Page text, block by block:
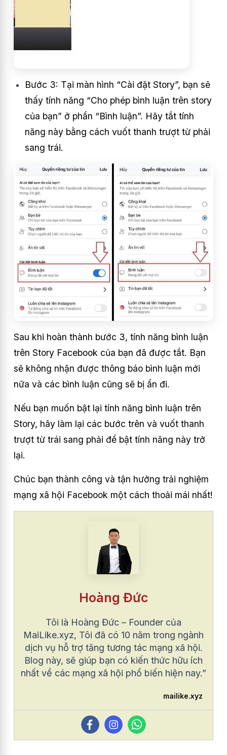
Bước 3: Tại màn hình “Cài đặt Story”, bạn sẽ
thấy tính năng “Cho phép bình luận trên story
của bạn” ở phần “Bình luận”. Hãy tắt tính
năng này bằng cách vuốt thanh trượt từ phải
sang trái.
Sau khi hoàn thành bước 3, tính năng bình luận
trên Story Facebook của bạn đã được tắt. Bạn
sẽ không nhận được thông báo bình luận mới
nữa và các bình luận cũng sẽ bị ẩn đi.
Nếu bạn muốn bật lại tính năng bình luận trên
Story, hãy làm lại các bước trên và vuốt thanh
trượt từ trái sang phải để bật tính năng này trở
lại.
Chúc bạn thành công và tận hưởng trải nghiệm
mạng xã hội Facebook một cách thoải mái nhất!
Hoàng Đức
Tôi là Hoàng Đức – Founder của
MaiLike.xyz, Tôi đã có 10 năm trong ngành
dịch vụ hỗ trợ tăng tương tác mạng xã hội.
Blog này, sẽ giúp bạn có kiến thức hữu ích
nhất về các mạng xã hội phổ biến hiện nay.”
mailike.xyz